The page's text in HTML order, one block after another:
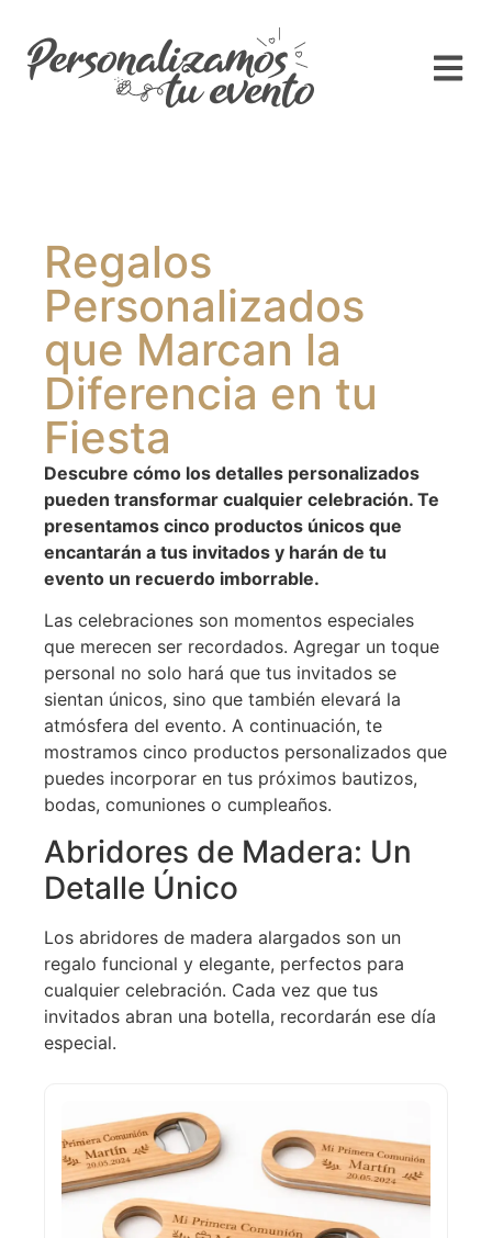
Regalos
Personalizados
que Marcan la
Diferencia en tu
Fiesta
Descubre cómo los detalles personalizados
pueden transformar cualquier celebración. Te
presentamos cinco productos únicos que
encantarán a tus invitados y harán de tu
evento un recuerdo imborrable.
Las celebraciones son momentos especiales
que merecen ser recordados. Agregar un toque
personal no solo hará que tus invitados se
sientan únicos, sino que también elevará la
atmósfera del evento. A continuación, te
mostramos cinco productos personalizados que
puedes incorporar en tus próximos bautizos,
bodas, comuniones o cumpleaños.
Abridores de Madera: Un
Detalle Único
Los abridores de madera alargados son un
regalo funcional y elegante, perfectos para
cualquier celebración. Cada vez que tus
invitados abran una botella, recordarán ese día
especial.